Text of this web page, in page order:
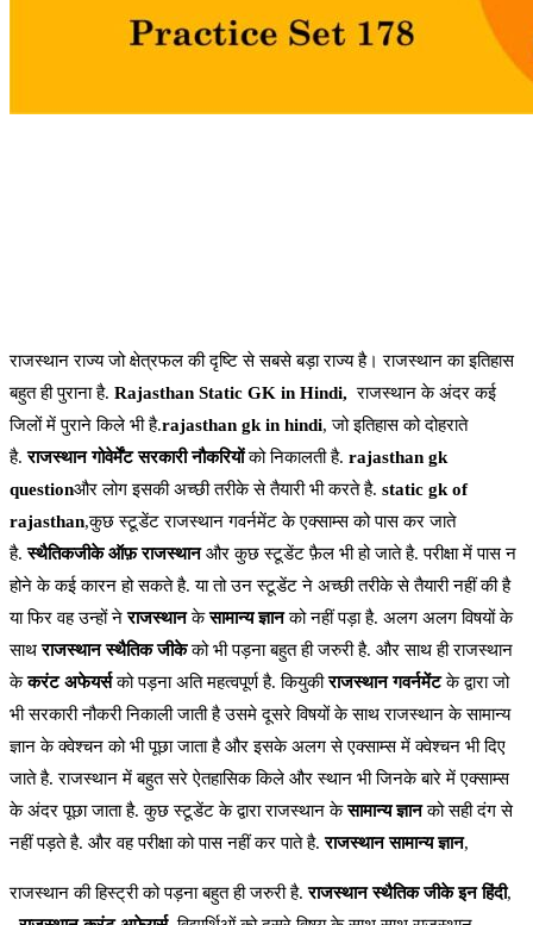
राजस्थान राज्य जो क्षेत्रफल की दृष्टि से सबसे बड़ा राज्य है। राजस्थान का इतिहास
बहुत ही पुराना है. Rajasthan Static GK in Hindi, राजस्थान के अंदर कई
जिलों में पुराने किले भी है.rajasthan gk in hindi, जो इतिहास को दोहराते
है.राजस्थान गोवेर्मेंट सरकारी नौकरियोंको निकालती है. rajasthan gk
questionऔर लोग इसकी अच्छी तरीके से तैयारी भी करते है. static gk of
rajasthan,कुछ स्टूडेंट राजस्थान गवर्नमेंट के एक्साम्स को पास कर जाते
है.स्थैतिकजीके ऑफ़ राजस्थानऔर कुछ स्टूडेंट फ़ैल भी हो जाते है. परीक्षा में पास न
होने के कई कारन हो सकते है. या तो उन स्टूडेंट ने अच्छी तरीके से तैयारी नहीं की है
या फिर वह उन्हों नेराजस्थानकेसामान्य ज्ञानको नहीं पड़ा है. अलग अलग विषयों के
साथराजस्थान स्थैतिक जीकेको भी पड़ना बहुत ही जरुरी है. और साथ ही राजस्थान
केकरंट अफेयर्सको पड़ना अति महत्वपूर्ण है. कियुकीराजस्थान गवर्नमेंटके द्वारा जो
भी सरकारी नौकरी निकाली जाती है उसमे दूसरे विषयों के साथ राजस्थान के सामान्य
ज्ञान के क्वेश्चन को भी पूछा जाता है और इसके अलग से एक्साम्स में क्वेश्चन भी दिए
जाते है. राजस्थान में बहुत सरे ऐतहासिक किले और स्थान भी जिनके बारे में एक्साम्स
के अंदर पूछा जाता है. कुछ स्टूडेंट के द्वारा राजस्थान केसामान्य ज्ञानको सही दंग से
नहीं पड़ते है. और वह परीक्षा को पास नहीं कर पाते है.राजस्थान सामान्य ज्ञान,
राजस्थान की हिस्ट्री को पड़ना बहुत ही जरुरी है.राजस्थान स्थैतिक जीके इन हिंदी,